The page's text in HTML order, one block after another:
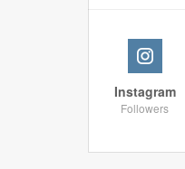
Instagram
Followers